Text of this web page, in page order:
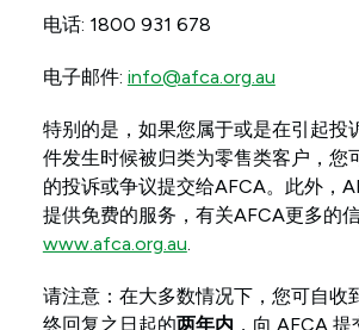
电话: 1800 931 678
电子邮件: info@afca.org.au
特别的是，如果您属于或是在引起投
件发生时候被归类为零售类客户，您
的投诉或争议提交给AFCA。此外，
提供免费的服务，有关AFCA更多的
www.afca.org.au.
请注意：在大多数情况下，您可自收
终回复之日起的两年内 ，向 AFCA